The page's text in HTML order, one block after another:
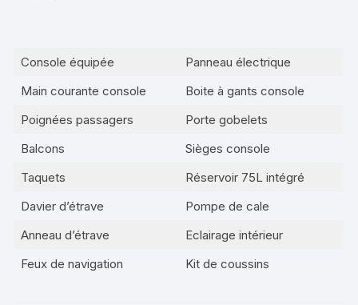
Console équipée
Panneau électrique
Main courante console
Boite à gants console
Poignées passagers
Porte gobelets
Balcons
Sièges console
Taquets
Réservoir 75L intégré
Davier d’étrave
Pompe de cale
Anneau d’étrave
Eclairage intérieur
Feux de navigation
Kit de coussins